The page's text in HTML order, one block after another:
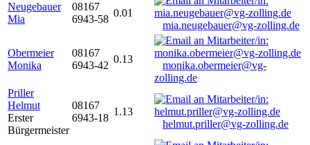
Neugebauer
Mia
08167
6943-58
0.01
mia.neugebauer@vg-zolling.de
Obermeier
Monika
08167
6943-42
0.13
monika.obermeier@vg-
zolling.de
Priller
Helmut
Erster
Bürgermeister
08167
6943-18
1.13
helmut.priller@vg-zolling.de